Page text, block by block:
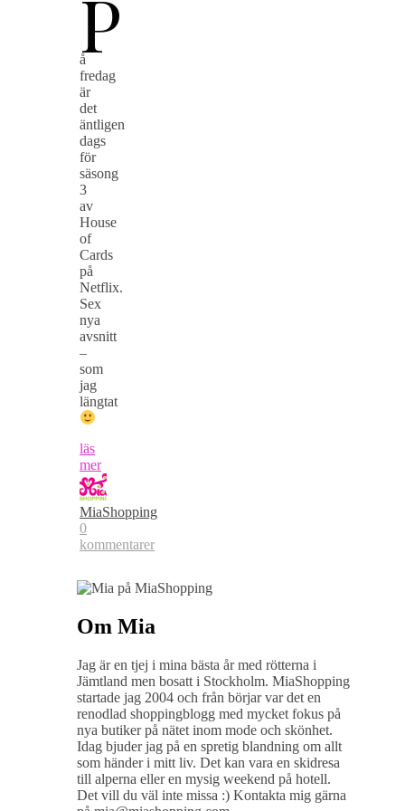
P
å
fredag
är
det
äntligen
dags
för
säsong
3
av
House
of
Cards
på
Netflix.
Sex
nya
avsnitt
–
som
jag
längtat
läs
mer
MiaShopping
0
kommentarer
Om Mia
Jag är en tjej i mina bästa år med rötterna i
Jämtland men bosatt i Stockholm. MiaShopping
startade jag 2004 och från börjar var det en
renodlad shoppingblogg med mycket fokus på
nya butiker på nätet inom mode och skönhet.
Idag bjuder jag på en spretig blandning om allt
som händer i mitt liv. Det kan vara en skidresa
till alperna eller en mysig weekend på hotell.
Det vill du väl inte missa :) Kontakta mig gärna